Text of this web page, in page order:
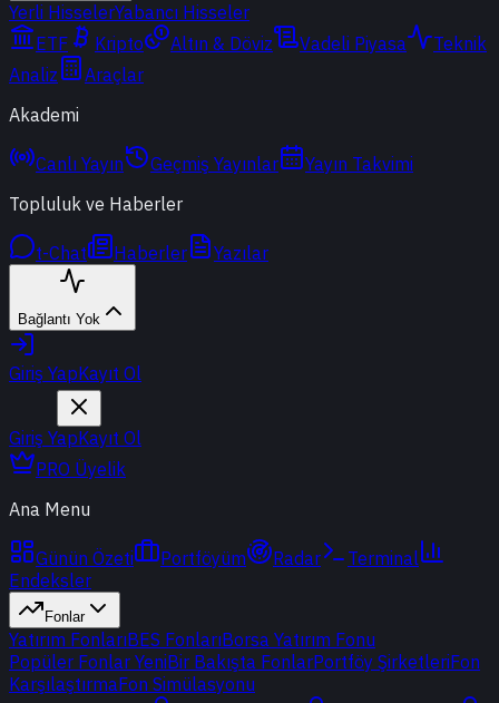
Yerli HisselerYabancı Hisseler
ETF
Kripto Altın & Döviz Vadeli Piyasa
Teknik
Analiz
Araçlar
Akademi
Canlı Yayın Geçmiş Yayınlar
Yayın Takvimi
Topluluk ve Haberler
t-Chat Haberler Yazılar
Bağlantı Yok
Giriş YapKayıt Ol
Giriş YapKayıt Ol
PRO Üyelik
Ana Menu
Günün Özeti Portföyüm Radar
Terminal
Endeksler
Fonlar
Yatırım FonlarıBES FonlarıBorsa Yatırım Fonu
Popüler Fonlar YeniBir Bakışta FonlarPortföy ŞirketleriFon
KarşılaştırmaFon Simülasyonu